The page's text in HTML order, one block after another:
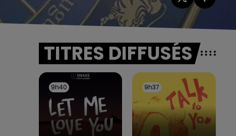
TITRES DIFFUSÉS
9h40
9h40 9h37
9h37